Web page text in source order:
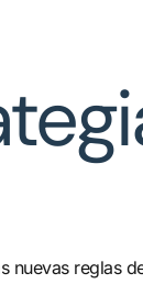
nuevas reglas